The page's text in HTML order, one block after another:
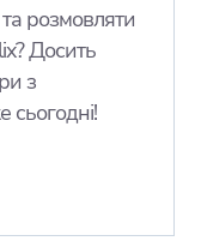
розмовляти
Досить
з